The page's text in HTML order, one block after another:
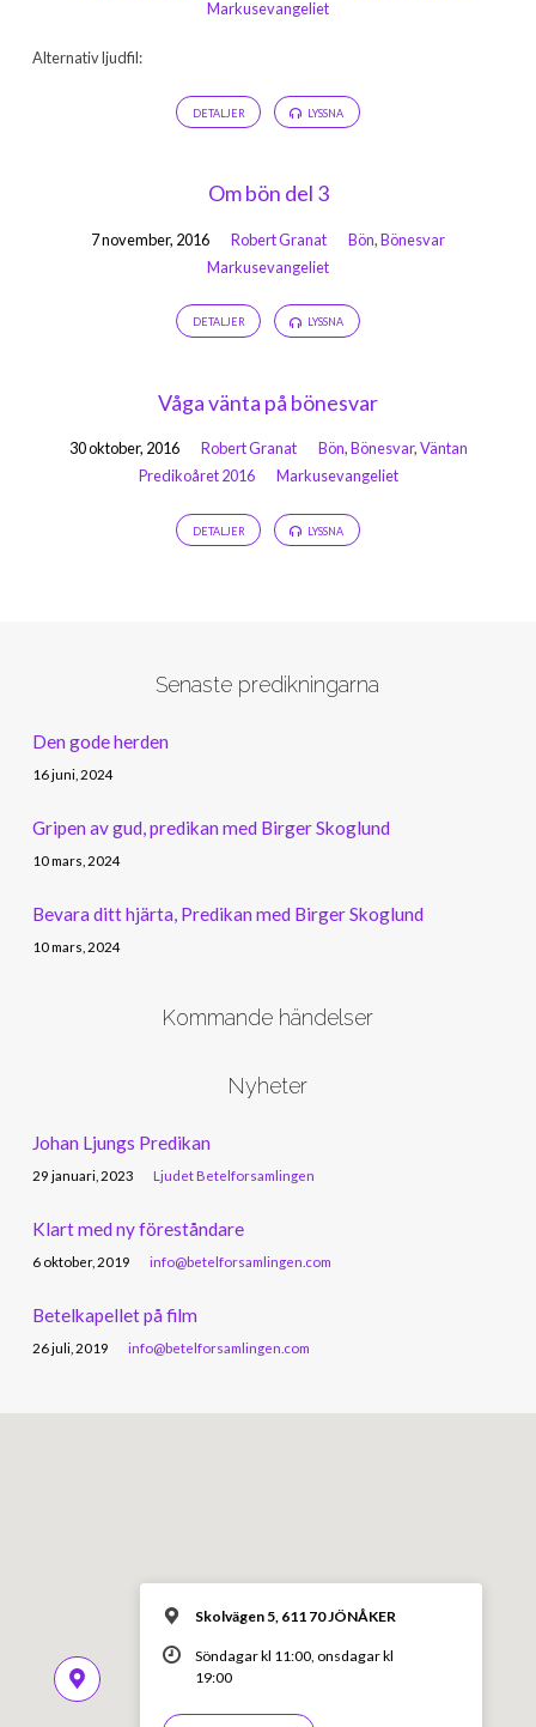
Markusevangeliet
Alternativ ljudfil:
DETALJER LYSSNA
Om bön del 3
7 november, 2016 Robert Granat Bön,Bönesvar
Markusevangeliet
DETALJER LYSSNA
Våga vänta på bönesvar
30 oktober, 2016 Robert Granat Bön,Bönesvar,Väntan
Predikoåret 2016
Markusevangeliet
DETALJER LYSSNA
Senaste predikningarna
Den gode herden
16 juni, 2024
Gripen av gud, predikan med Birger Skoglund
10 mars, 2024
Bevara ditt hjärta, Predikan med Birger Skoglund
10 mars, 2024
Kommande händelser
Nyheter
Johan Ljungs Predikan
29 januari, 2023 Ljudet Betelforsamlingen
Klart med ny föreståndare
6 oktober, 2019 info@betelforsamlingen.com
Betelkapellet på film
26 juli, 2019 info@betelforsamlingen.com
Skolvägen 5, 611 70 JÖNÅKER
Söndagar kl 11:00, onsdagar kl
19:00